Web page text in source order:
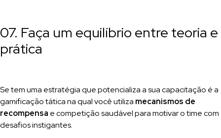
07. Faça um equilíbrio entre teoria e
prática
Se tem uma estratégia que potencializa a sua capacitação é a
gamificação tática na qual você utiliza mecanismos de
recompensa e competição saudável para motivar o time com
desafios instigantes.